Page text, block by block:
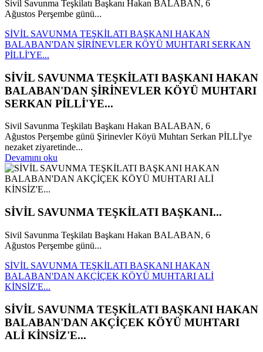
Sivil Savunma Teşkilatı Başkanı Hakan BALABAN, 6
Ağustos Perşembe günü...
SİVİL SAVUNMA TEŞKİLATI BAŞKANI HAKAN
BALABAN'DAN ŞİRİNEVLER KÖYÜ MUHTARI SERKAN
PİLLİ'YE...
SİVİL SAVUNMA TEŞKİLATI BAŞKANI HAKAN
BALABAN'DAN ŞİRİNEVLER KÖYÜ MUHTARI
SERKAN PİLLİ'YE...
Sivil Savunma Teşkilatı Başkanı Hakan BALABAN, 6
Ağustos Perşembe günü Şirinevler Köyü Muhtarı Serkan PİLLİ'ye
nezaket ziyaretinde...
Devamını oku
SİVİL SAVUNMA TEŞKİLATI BAŞKANI...
Sivil Savunma Teşkilatı Başkanı Hakan BALABAN, 6
Ağustos Perşembe günü...
SİVİL SAVUNMA TEŞKİLATI BAŞKANI HAKAN
BALABAN'DAN AKÇİÇEK KÖYÜ MUHTARI ALİ
KİNSİZ'E...
SİVİL SAVUNMA TEŞKİLATI BAŞKANI HAKAN
BALABAN'DAN AKÇİÇEK KÖYÜ MUHTARI
ALİ KİNSİZ'E...